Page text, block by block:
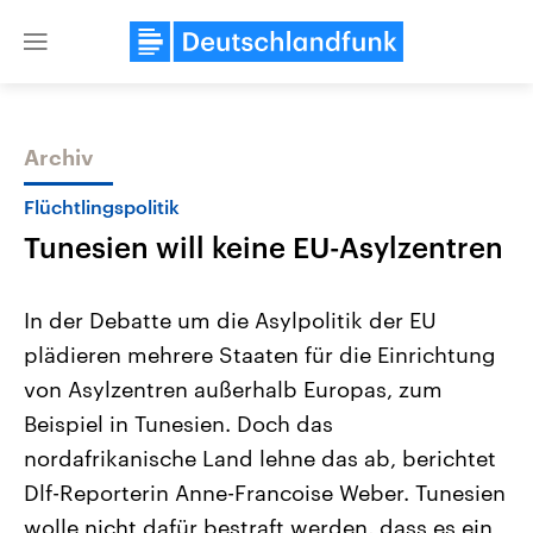
Close
Themen
Landtagswahl Sachsen-Anhalt
2026
Alle Informationen
Sachsen-Anhalt wählt am 6.
September 2026 einen neuen
Landtag. Seit 2021 wird das
Bundesland von einer Koalition aus
Aktuelle Beiträge,
Hintergründe
Wirtschaftlich und
gehören die Vereinigten
mit großem Einfluss auf
Archiv
Flüchtlingspolitik
Tunesien will keine EU-Asylzentren
In der Debatte um die Asylpolitik der EU
plädieren mehrere Staaten für die Einrichtung
von Asylzentren außerhalb Europas, zum
Beispiel in Tunesien. Doch das
nordafrikanische Land lehne das ab, berichtet
Dlf-Reporterin Anne-Francoise Weber. Tunesien
wolle nicht dafür bestraft werden, dass es ein